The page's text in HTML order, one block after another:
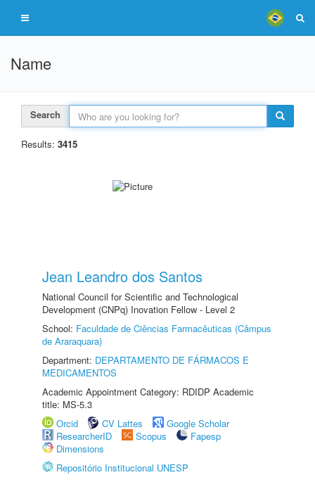
Name
Search
Results: 3415
Jean Leandro dos Santos
National Council for Scientific and Technological
Development (CNPq) Inovation Fellow - Level 2
School: Faculdade de Ciências Farmacêuticas (Câmpus
de Araraquara)
Department: DEPARTAMENTO DE FÁRMACOS E
MEDICAMENTOS
Academic Appointment Category: RDIDP Academic
title: MS-5.3
Orcid
CV Lattes
Google Scholar
ResearcherID
Scopus
Fapesp
Dimensions
Repositório Institucional UNESP